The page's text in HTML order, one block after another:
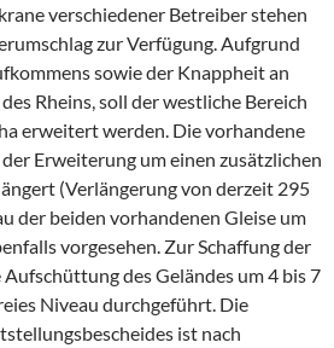
verschiedener Betreiber stehen
zur Verfügung. Aufgrund
sowie der Knappheit an
Rheins, soll der westliche Bereich
erweitert werden. Die vorhandene
Erweiterung um einen zusätzlichen
(Verlängerung von derzeit 295
der beiden vorhandenen Gleise um
vorgesehen. Zur Schaffung der
des Geländes um 4 bis 7
Niveau durchgeführt. Die
ist nach